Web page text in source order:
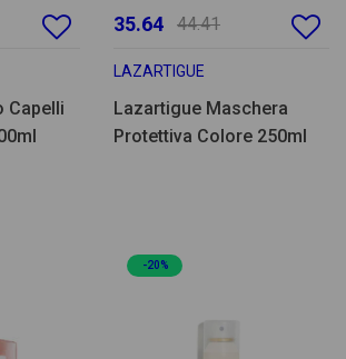
Capelli
35.64 44.41
LAZARTIGUE
Lazartigue Maschera
Protettiva Colore 250ml
-20%